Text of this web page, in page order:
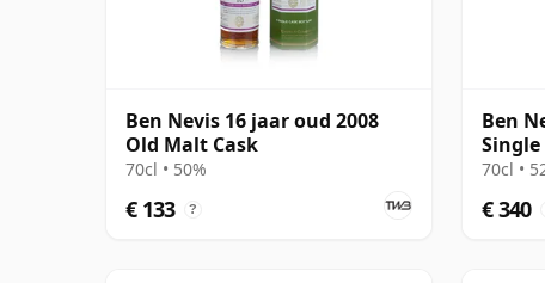
Ben Nevis 16 jaar oud 2008
Old Malt Cask
70cl • 50%
€ 133 ?
Ben
Single
oud
70cl •
€ 340